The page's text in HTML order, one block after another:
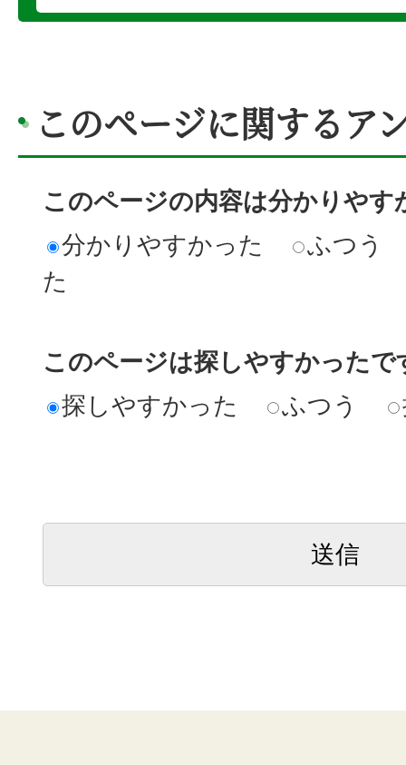
このページに関するア
このページの内容は分かりやす
分かりやすかった
ふつう
た
このページは探しやすかったで
探しやすかった
ふつう